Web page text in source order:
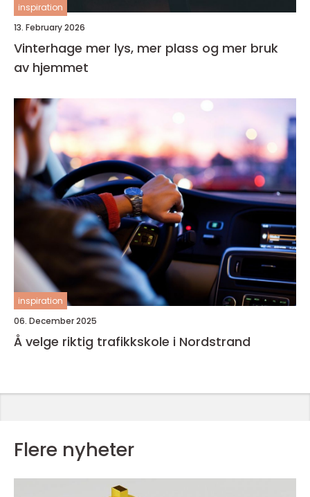
inspiration
13. February 2026
Vinterhage mer lys, mer plass og mer bruk
av hjemmet
inspiration
06. December 2025
Å velge riktig trafikkskole i Nordstrand
Flere nyheter